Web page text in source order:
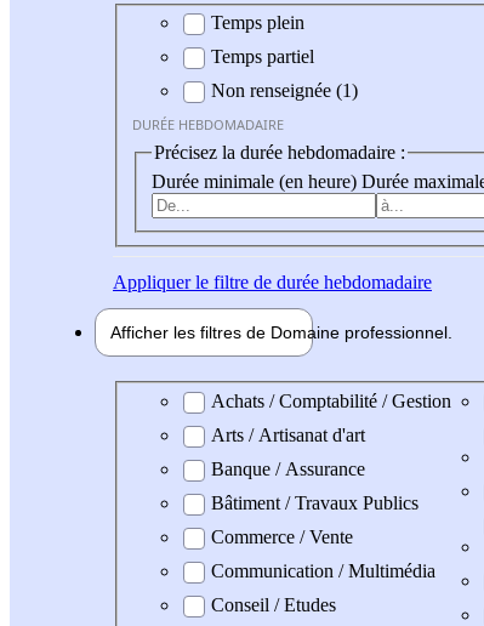
Durée hebdomadaire
Temps plein
Temps partiel
Non renseignée (1)
DURÉE HEBDOMADAIRE
Précisez la durée hebdomadaire :
Durée minimale (en heure) Durée
Appliquerle filtre de durée hebdomadaire
Afficher les filtres de Domaine professionnel
Domaine professionel
Achats / Comptabilité / Gestion
Arts / Artisanat d'art
Banque / Assurance
Bâtiment / Travaux Publics
Commerce / Vente
Communication / Multimédia
Conseil / Etudes